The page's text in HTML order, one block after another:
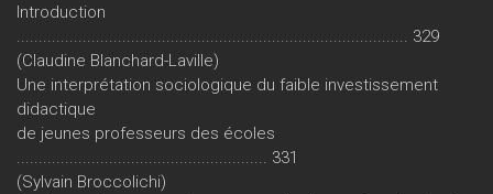
Introduction
......................................................................................... 329
(Claudine Blanchard-Laville)
Une interprétation sociologique du faible investissement
didactique
de jeunes professeurs des écoles
......................................................... 331
(Sylvain Broccolichi)